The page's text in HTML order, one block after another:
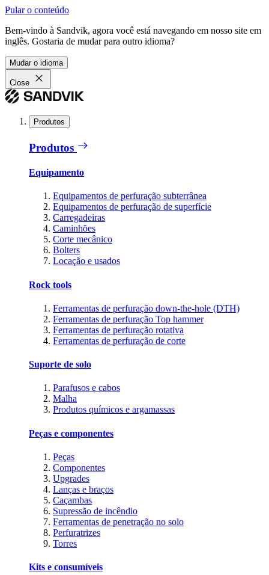
Pular o conteúdo
Bem-vindo à Sandvik, agora você está navegando em nosso site em
inglês. Gostaria de mudar para outro idioma?
Mudar o idioma
Close
Produtos
Produtos
Equipamento
Equipamentos de perfuração subterrânea
Equipamentos de perfuração de superfície
Carregadeiras
Caminhões
Corte mecânico
Bolters
Locação e usados
Rock tools
Ferramentas de perfuração down-the-hole (DTH)
Ferramentas de perfuração Top hammer
Ferramentas de perfuração rotativa
Ferramentas de perfuração de corte
Suporte de solo
Parafusos e cabos
Malha
Produtos químicos e argamassas
Peças e componentes
Peças
Componentes
Upgrades
Lanças e braços
Caçambas
Supressão de incêndio
Ferramentas de penetração no solo
Perfuratrizes
Torres
Kits e consumíveis